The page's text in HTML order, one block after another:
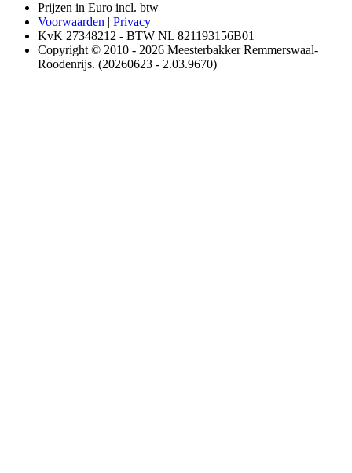
Prijzen in Euro incl. btw
Voorwaarden | Privacy
KvK 27348212 - BTW NL 821193156B01
Copyright © 2010 - 2026 Meesterbakker Remmerswaal-
Roodenrijs. (20260623 - 2.03.9670)